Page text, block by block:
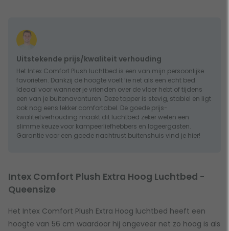
Uitstekende prijs/kwaliteit verhouding
Het Intex Comfort Plush luchtbed is een van mijn persoonlijke
favorieten. Dankzij de hoogte voelt ‘ie net als een echt bed.
Ideaal voor wanneer je vrienden over de vloer hebt of tijdens
een van je buitenavonturen. Deze topper is stevig, stabiel en ligt
ook nog eens lekker comfortabel. De goede prijs-
kwaliteitverhouding maakt dit luchtbed zeker weten een
slimme keuze voor kampeerliefhebbers en logeergasten.
Garantie voor een goede nachtrust buitenshuis vind je hier!
Intex Comfort Plush Extra Hoog Luchtbed -
Queensize
Het Intex Comfort Plush Extra Hoog luchtbed heeft een
hoogte van 56 cm waardoor hij ongeveer net zo hoog is als